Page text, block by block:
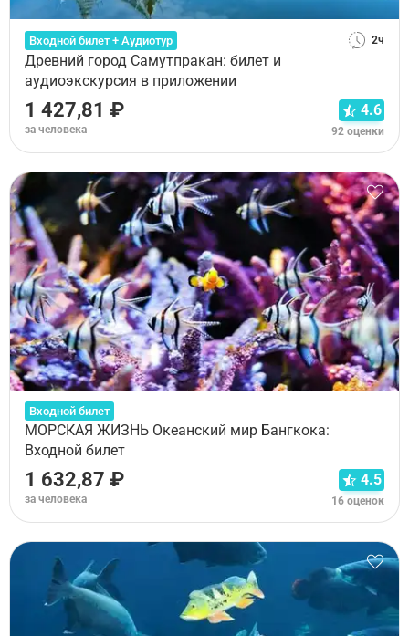
Входной билет + Аудиотур 2ч
Древний город Самутпракан: билет и
аудиоэкскурсия в приложении
1 427,81 ₽
за человека
4.6
92 оценки
Входной билет
МОРСКАЯ ЖИЗНЬ Океанский мир Бангкока:
Входной билет
1 632,87 ₽
за человека
4.5
16 оценок